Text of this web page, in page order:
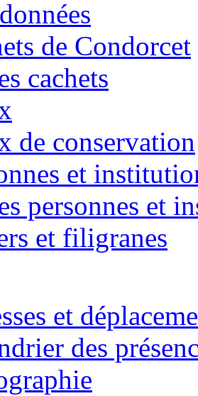
de Condorcet
cachets
de conservation
et
personnes et
et filigranes
et
des